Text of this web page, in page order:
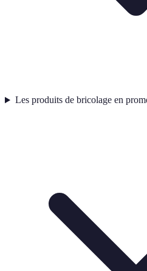
Les produits de bricolage en